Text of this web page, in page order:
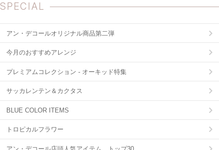
SPECIAL
アン・デコールオリジナル商品第二弾
今月のおすすめアレンジ
プレミアムコレクション - オーキッド特集
サッカレンテン＆カクタス
BLUE COLOR ITEMS
トロピカルフラワー